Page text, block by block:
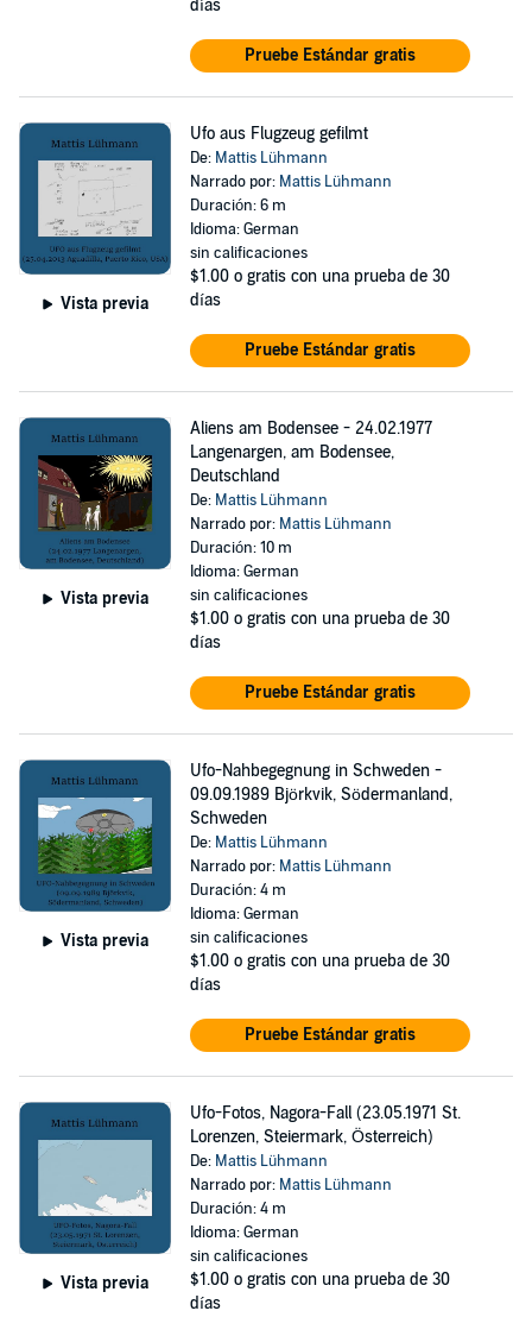
días
Pruebe Estándar gratis
Vista previa
Ufo aus Flugzeug gefilmt
De: Mattis Lühmann
Narrado por: Mattis Lühmann
Duración: 6 m
Idioma: German
sin calificaciones
$1.00 o gratis con una prueba de 30
días
Pruebe Estándar gratis
Vista previa
Aliens am Bodensee - 24.02.1977
Langenargen, am Bodensee,
Deutschland
De: Mattis Lühmann
Narrado por: Mattis Lühmann
Duración: 10 m
Idioma: German
sin calificaciones
$1.00 o gratis con una prueba de 30
días
Pruebe Estándar gratis
Vista previa
Ufo-Nahbegegnung in Schweden -
09.09.1989 Björkvik, Södermanland,
Schweden
De: Mattis Lühmann
Narrado por: Mattis Lühmann
Duración: 4 m
Idioma: German
sin calificaciones
$1.00 o gratis con una prueba de 30
días
Pruebe Estándar gratis
Vista previa
Ufo-Fotos, Nagora-Fall (23.05.1971 St.
Lorenzen, Steiermark, Österreich)
De: Mattis Lühmann
Narrado por: Mattis Lühmann
Duración: 4 m
Idioma: German
sin calificaciones
$1.00 o gratis con una prueba de 30
días